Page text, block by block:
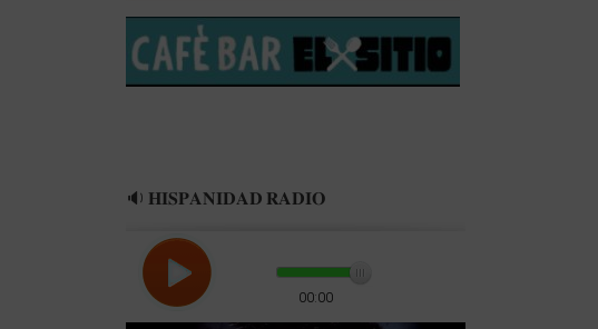
🔉 𝐇𝐈𝐒𝐏𝐀𝐍𝐈𝐃𝐀𝐃 𝐑𝐀𝐃𝐈𝐎